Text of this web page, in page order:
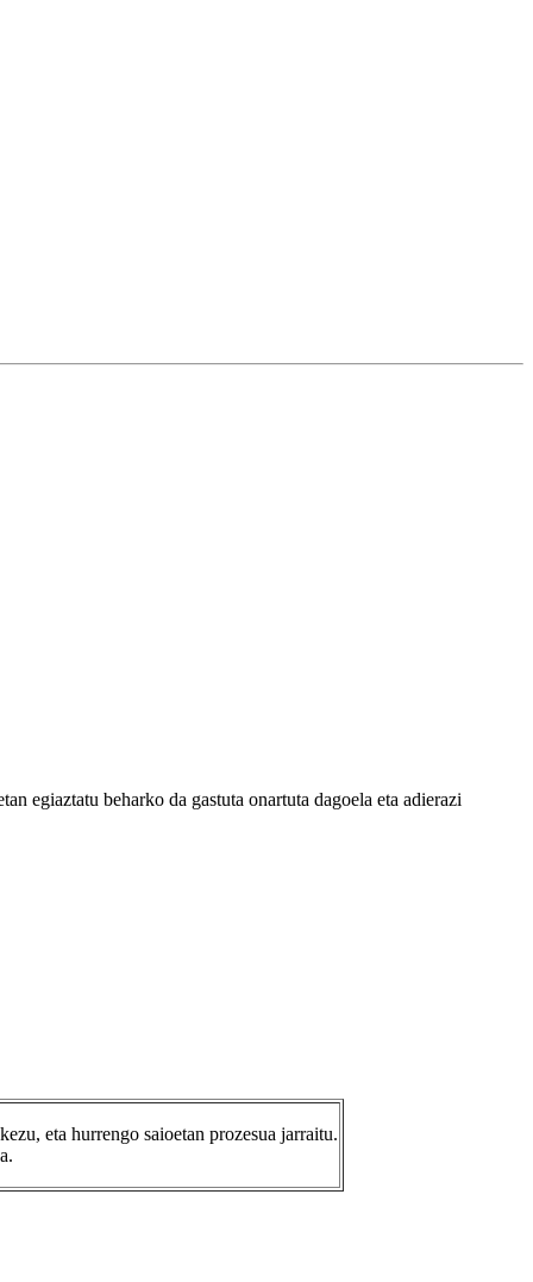
egiaztatu beharko da gastuta onartuta dagoela eta adierazi
eta hurrengo saioetan prozesua jarraitu.